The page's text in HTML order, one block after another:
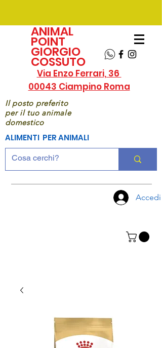
ANIMAL
POINT
GIORGIO
COSSUTO
Via Enzo Ferrari, 36
00043 Ciampino Roma
Il posto preferito
per il tuo animale
domestico
ALIMENTI PER ANIMALI
Accedi